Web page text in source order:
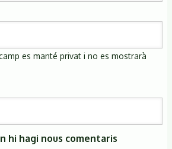
es manté privat i no es mostrarà
hi hagi nous comentaris